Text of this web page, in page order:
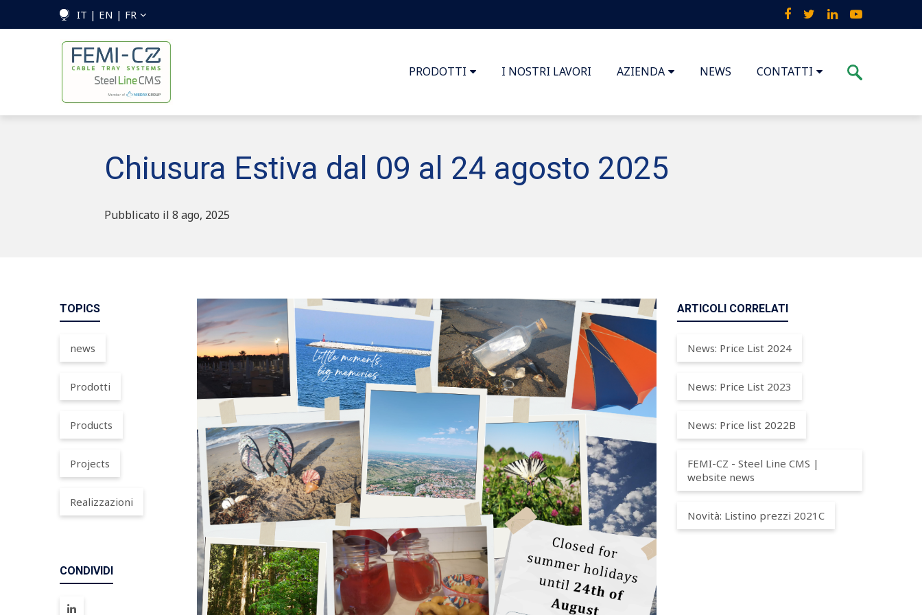
IT | EN | FR
PRODOTTI I NOSTRI LAVORI AZIENDA NEWS CONTATTI
Chiusura Estiva dal 09 al 24 agosto 2025
Pubblicato il 8 ago, 2025
TOPICS
news
Prodotti
Products
Projects
Realizzazioni
CONDIVIDI
ARTICOLI CORRELATI
News: Price List 2024
News: Price List 2023
News: Price list 2022B
FEMI-CZ - Steel Line CMS |
website news
Novità: Listino prezzi 2021C